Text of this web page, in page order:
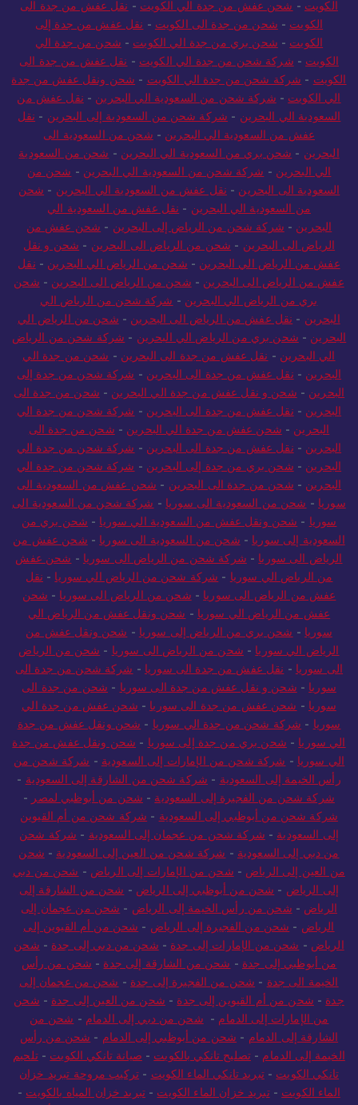
الكويت - شحن عفش من جدة الي الكويت - نقل عفش من جدة الى
الكويت - شحن من جدة الى الكويت - نقل عفش من جدة إلى
الكويت - شحن بري من جدة الي الكويت - شحن من جدة الي
الكويت - شركة شحن من جدة الي الكويت - نقل عفش من جدة الى
الكويت - شركة شحن من جدة الي الكويت - شحن ونقل عفش من جدة
الي الكويت - شركة شحن من السعودية الي البحرين - نقل عفش من
السعودية الي البحرين - شركة شحن من السعودية إلى البحرين - نقل
عفش من السعودية الي البحرين - شحن من السعودية الى
البحرين - شحن بري من السعودية الي البحرين - شحن من السعودية
الي البحرين - شركة شحن من السعودية الي البحرين - شحن من
السعودية الى البحرين - نقل عفش من السعودية الي البحرين - شحن
من السعودية الي البحرين - نقل عفش من السعودية الي
البحرين - شركة شحن من الرياض إلى البحرين - شحن عفش من
الرياض الى البحرين - شحن من الرياض الى البحرين - شحن و نقل
عفش من الرياض الي البحرين - شحن من الرياض الي البحرين - نقل
عفش من الرياض الى البحرين - شحن من الرياض الى البحرين - شحن
بري من الرياض الي البحرين - شركة شحن من الرياض الي
البحرين - نقل عفش من الرياض الى البحرين - شحن من الرياض الي
البحرين - شحن بري من الرياض الي البحرين - شركة شحن من الرياض
الي البحرين - نقل عفش من جدة الى البحرين - شحن من جدة الي
البحرين - نقل عفش من جدة الى البحرين - شركة شحن من جدة إلى
البحرين - شحن و نقل عفش من جدة الي البحرين - شحن من جدة الى
البحرين - نقل عفش من جدة الى البحرين - شركة شحن من جدة الي
البحرين - شحن عفش من جدة الي البحرين - شحن من جدة الى
البحرين - نقل عفش من جدة الى البحرين - شركة شحن من جدة الي
البحرين - شحن بري من جدة إلى البحرين - شركة شحن من جدة الي
البحرين - شحن من جدة الى البحرين - شحن عفش من السعودية الى
سوريا - شحن من السعودية الى سوريا - شركة شحن من السعودية الى
سوريا - شحن ونقل عفش من السعودية الي سوريا - شحن بري من
السعودية إلى سوريا - شحن من السعودية الى سوريا - شحن عفش من
الرياض الى سوريا - شركة شحن من الرياض الى سوريا - شحن عفش
من الرياض الي سوريا - شركة شحن من الرياض الي سوريا - نقل
عفش من الرياض الى سوريا - شحن من الرياض الى سوريا - شحن
عفش من الرياض الي سوريا - شحن ونقل عفش من الرياض الي
سوريا - شحن بري من الرياض إلى سوريا - شحن ونقل عفش من
الرياض الي سوريا - شحن من الرياض الى سوريا - شحن من الرياض
الى سوريا - نقل عفش من جدة الى سوريا - شركة شحن من جدة الى
سوريا - شحن و نقل عفش من جدة الى سوريا - شحن من جدة الى
سوريا - شحن عفش من جدة الى سوريا - شحن عفش من جدة الي
سوريا - شركة شحن من جدة الي سوريا - شحن ونقل عفش من جدة
الي سوريا - شحن بري من جدة إلى سوريا - شحن ونقل عفش من جدة
الي سوريا - شركة شحن من الإمارات إلى السعودية - شركة شحن من
رأس الخيمة إلى السعودية - شركة شحن من الشارقة إلى السعودية -
شركة شحن من الفجيرة إلى السعودية - شحن من أبوظبي لمصر -
شركة شحن من أبوظبي إلى السعودية - شركة شحن من أم القيوين
إلى السعودية - شركة شحن من عجمان إلى السعودية - شركة شحن
من دبي إلى السعودية - شركة شحن من العين إلى السعودية - شحن
من العين إلى الرياض - شحن من الإمارات إلى الرياض - شحن من دبي
إلى الرياض - شحن من أبوظبي إلى الرياض - شحن من الشارقة إلى
الرياض - شحن من رأس الخيمة إلى الرياض - شحن من عجمان إلى
الرياض - شحن من الفجيرة إلى الرياض - شحن من أم القيوين إلى
الرياض - شحن من الإمارات إلى جدة - شحن من دبي إلى جدة - شحن
من أبوظبي إلى جدة - شحن من الشارقة إلى جدة - شحن من رأس
الخيمة الى جدة - شحن من الفجيرة إلى جدة - شحن من عجمان إلى
جدة - شحن من أم القيوين إلى جدة - شحن من العين إلى جدة - شحن
من الإمارات إلى الدمام - شحن من دبي إلى الدمام - شحن من
الشارقة إلى الدمام - شحن من أبوظبي إلى الدمام - شحن من رأس
الخيمة إلى الدمام -تصليح تانكي بالكويت - صيانة تانكي الكويت -تلحيم
تانكي الكويت -تبريد تانكي الماء الكويت - تركيب مروحة تبريد خزان
الماء الكويت -تبريد خزان الماء الكويت - تبريد خزان المياه بالكويت -